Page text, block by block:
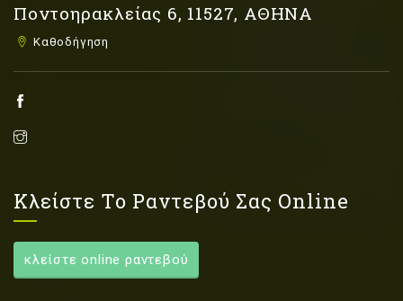
Ποντοηρακλείας 6, 11527, ΑΘΗΝΑ
Καθοδήγηση
Κλείστε Το Ραντεβού Σας Online
κλείστε online ραντεβού